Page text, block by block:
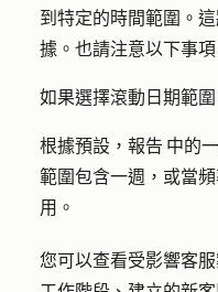
到特定的時間範圍。
據。也請注意以下事項
如果選擇滾動日期範
根據預設，報告 中的
範圍包含一週，或當
用。
您可以查看受影響客